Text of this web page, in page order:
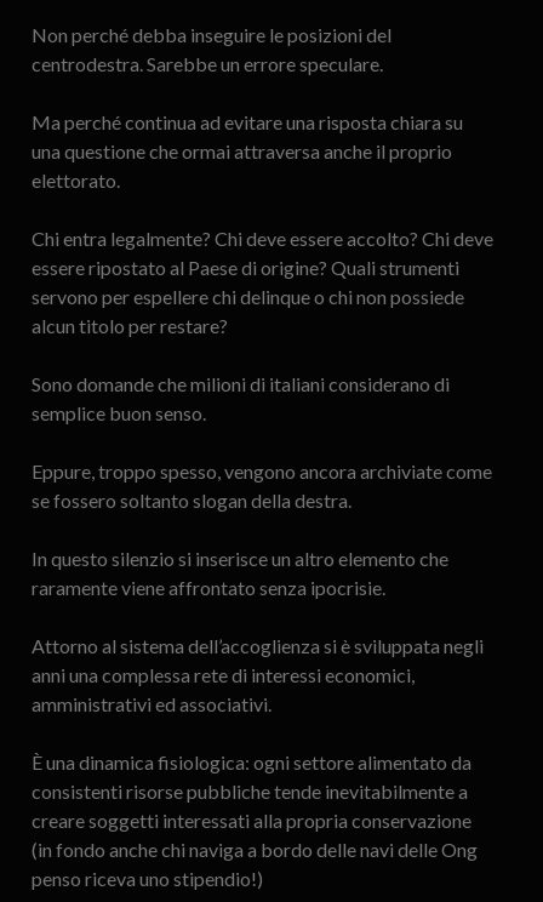
Non perché debba inseguire le posizioni del
centrodestra. Sarebbe un errore speculare.
Ma perché continua ad evitare una risposta chiara su
una questione che ormai attraversa anche il proprio
elettorato.
Chi entra legalmente? Chi deve essere accolto? Chi deve
essere ripostato al Paese di origine? Quali strumenti
servono per espellere chi delinque o chi non possiede
alcun titolo per restare?
Sono domande che milioni di italiani considerano di
semplice buon senso.
Eppure, troppo spesso, vengono ancora archiviate come
se fossero soltanto slogan della destra.
In questo silenzio si inserisce un altro elemento che
raramente viene affrontato senza ipocrisie.
Attorno al sistema dell’accoglienza si è sviluppata negli
anni una complessa rete di interessi economici,
amministrativi ed associativi.
È una dinamica fisiologica: ogni settore alimentato da
consistenti risorse pubbliche tende inevitabilmente a
creare soggetti interessati alla propria conservazione
(in fondo anche chi naviga a bordo delle navi delle Ong
penso riceva uno stipendio!)